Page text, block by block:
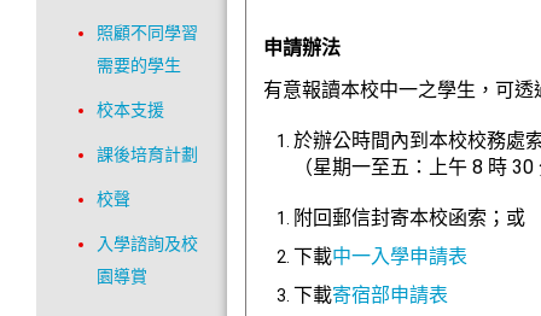
申請辦法
有意報讀本校中一之學生，可
於辦公時間內到本校校務處
（星期一至五 ：上午8 時 30
附回郵信封寄本校函索；或
下載中一入學申請表
下載寄宿部申請表
照顧不同學習
需要的學生
校本支援
課後培育計劃
校聲
入學諮詢及校
園導賞